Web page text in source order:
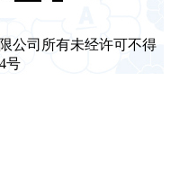
公司所有未经许可不得
号